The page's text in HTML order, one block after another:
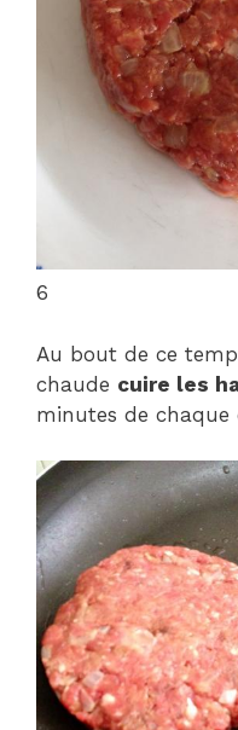
6
Au bout de ce
chaude cuire les
minutes de chaque